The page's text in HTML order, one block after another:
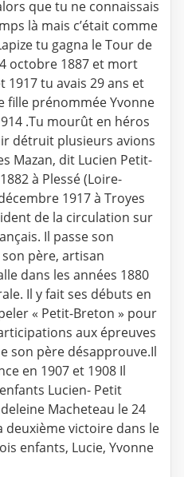
que tu ne connaissais
là mais c’était comme
tu gagna le Tour de
octobre 1887 et mort
1917 tu avais 29 ans et
fille prénommée Yvonne
.Tu mourût en héros
détruit plusieurs avions
Mazan, dit Lucien Petit-
à Plessé (Loire-
1917 à Troyes
de la circulation sur
Il passe son
père, artisan
dans les années 1880
Il y fait ses débuts en
« Petit-Breton » pour
aux épreuves
son père désapprouve.Il
en 1907 et 1908 Il
Lucien- Petit
Macheteau le 24
deuxième victoire dans le
enfants, Lucie, Yvonne